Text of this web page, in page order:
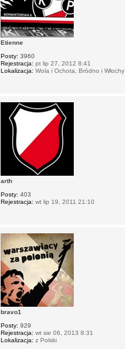
Etienne
Posty: 3960
Rejestracja: pt lip 27, 2012 8:41
Lokalizacja: Wola i Ochota, Bródno i Włochy
arth
Posty: 403
Rejestracja: wt lip 19, 2011 21:10
bravo1
Posty: 929
Rejestracja: wt sie 06, 2013 8:31
Lokalizacja: z Polski